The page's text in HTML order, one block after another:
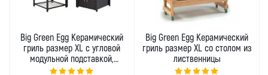
Big Green Egg Керамический
гриль размер XL с угловой
модульной подставкой,
рабочим столом и шкафом
Big Green Egg Керамический
гриль размер XL со столом из
лиственницы